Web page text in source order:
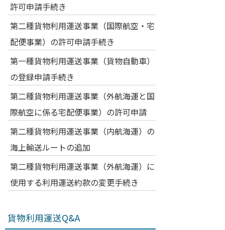
許可申請手続き
第二種貨物利用運送事業（国際航空・宅
配便事業）の許可申請手続き
第一種貨物利用運送事業（貨物自動車）
の登録申請手続き
第二種貨物利用運送事業（外航海運と国
際航空に係る宅配便事業）の許可申請
第二種貨物利用運送事業（内航海運）の
海上輸送ルートの追加
第二種貨物利用運送事業（外航海運）に
使用する利用運送約款の変更手続き
貨物利用運送Q&A